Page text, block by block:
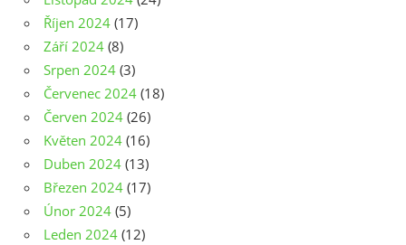
Říjen 2024 (17)
Září 2024 (8)
Srpen 2024 (3)
Červenec 2024 (18)
Červen 2024 (26)
Květen 2024 (16)
Duben 2024 (13)
Březen 2024 (17)
Únor 2024 (5)
Leden 2024 (12)